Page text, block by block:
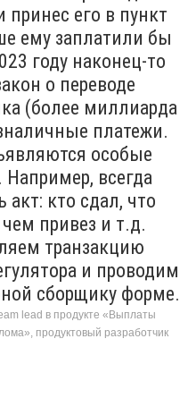
его в пункт
ему заплатили бы
году наконец-то
о переводе
(более миллиарда
платежи.
особые
Например, всегда
кто сдал, что
привез и т.д.
транзакцию
и проводим
сборщику форме.
lead в продукте «Выплаты
продуктовый разработчик